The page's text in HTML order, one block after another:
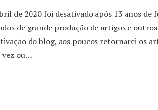
de 2020 foi desativado após 13 anos de
de grande produção de artigos e
do blog, aos poucos retornarei os
vez ou…